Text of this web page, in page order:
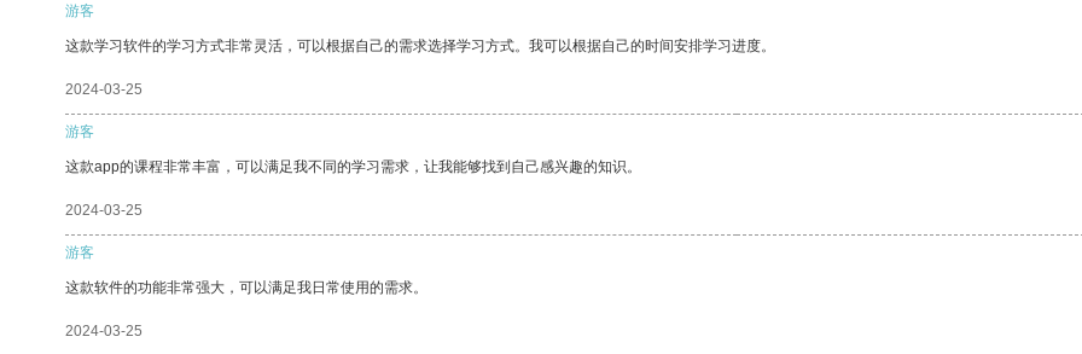
游客
这款学习软件的学习方式非常灵活，可以根据自己的需求选择学习方式。我可以根据自己的时间安排学习进度。
2024-03-25
游客
这款app的课程非常丰富，可以满足我不同的学习需求，让我能够找到自己感兴趣的知识。
2024-03-25
游客
这款软件的功能非常强大，可以满足我日常使用的需求。
2024-03-25